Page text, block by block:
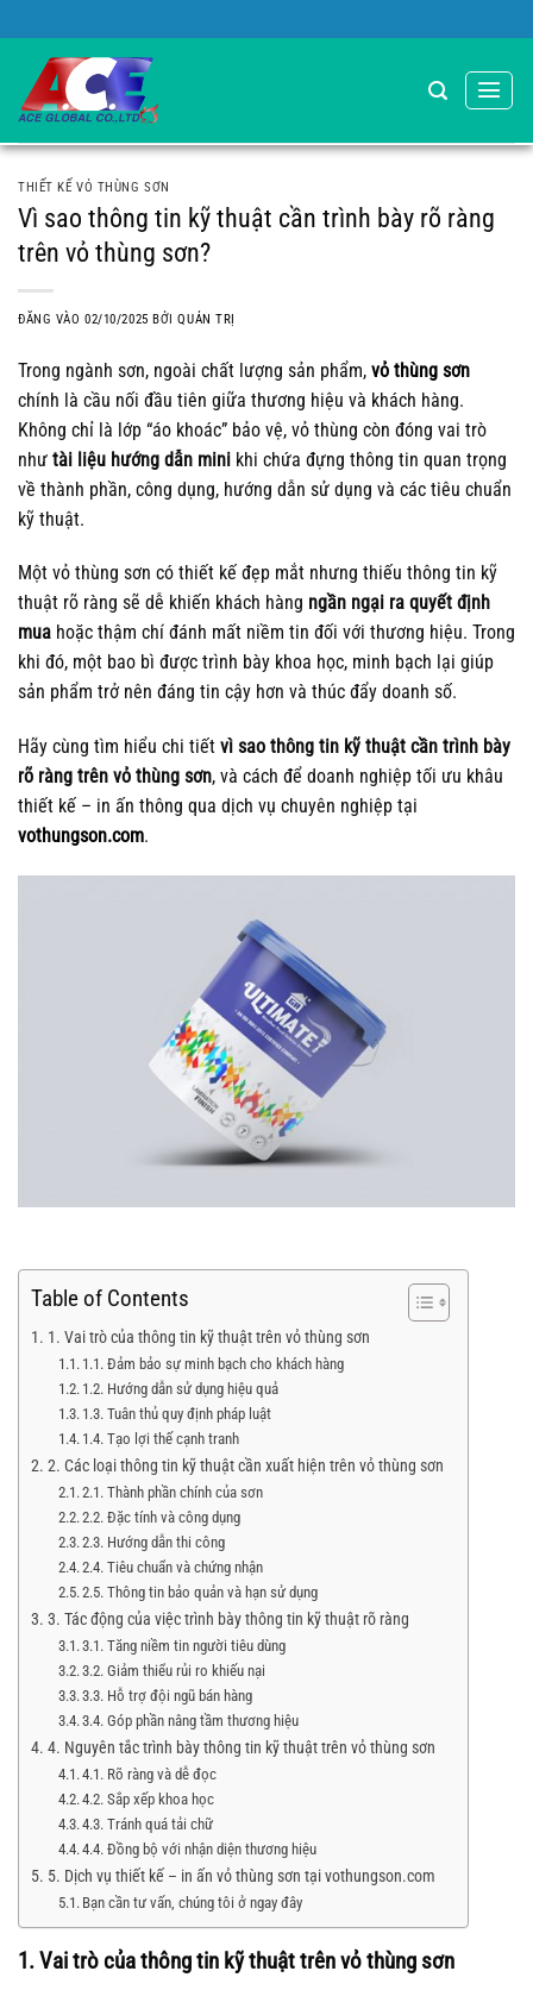
qua
dung
THIẾT KẾ VỎ THÙNG SƠN
Vì sao thông tin kỹ thuật cần trình bày rõ ràng
trên vỏ thùng sơn?
ĐĂNG VÀO02/10/2025 BỞIQUẢN TRỊ
Trong ngành sơn, ngoài chất lượng sản phẩm, vỏ thùng sơn
chính là cầu nối đầu tiên giữa thương hiệu và khách hàng.
Không chỉ là lớp “áo khoác” bảo vệ, vỏ thùng còn đóng vai trò
như tài liệu hướng dẫn mini khi chứa đựng thông tin quan trọng
về thành phần, công dụng, hướng dẫn sử dụng và các tiêu chuẩn
kỹ thuật.
Một vỏ thùng sơn có thiết kế đẹp mắt nhưng thiếu thông tin kỹ
thuật rõ ràng sẽ dễ khiến khách hàng ngần ngại ra quyết định
mua hoặc thậm chí đánh mất niềm tin đối với thương hiệu. Trong
khi đó, một bao bì được trình bày khoa học, minh bạch lại giúp
sản phẩm trở nên đáng tin cậy hơn và thúc đẩy doanh số.
Hãy cùng tìm hiểu chi tiết vì sao thông tin kỹ thuật cần trình bày
rõ ràng trên vỏ thùng sơn, và cách để doanh nghiệp tối ưu khâu
thiết kế – in ấn thông qua dịch vụ chuyên nghiệp tại
vothungson.com.
Table of Contents
1. Vai trò của thông tin kỹ thuật trên vỏ thùng sơn
1.1. Đảm bảo sự minh bạch cho khách hàng
1.2. Hướng dẫn sử dụng hiệu quả
1.3. Tuân thủ quy định pháp luật
1.4. Tạo lợi thế cạnh tranh
2. Các loại thông tin kỹ thuật cần xuất hiện trên vỏ thùng sơn
2.1. Thành phần chính của sơn
2.2. Đặc tính và công dụng
2.3. Hướng dẫn thi công
2.4. Tiêu chuẩn và chứng nhận
2.5. Thông tin bảo quản và hạn sử dụng
3. Tác động của việc trình bày thông tin kỹ thuật rõ ràng
3.1. Tăng niềm tin người tiêu dùng
3.2. Giảm thiểu rủi ro khiếu nại
3.3. Hỗ trợ đội ngũ bán hàng
3.4. Góp phần nâng tầm thương hiệu
4. Nguyên tắc trình bày thông tin kỹ thuật trên vỏ thùng sơn
4.1. Rõ ràng và dễ đọc
4.2. Sắp xếp khoa học
4.3. Tránh quá tải chữ
4.4. Đồng bộ với nhận diện thương hiệu
5. Dịch vụ thiết kế – in ấn vỏ thùng sơn tại vothungson.com
Bạn cần tư vấn, chúng tôi ở ngay đây
1. Vai trò của thông tin kỹ thuật trên vỏ thùng sơn